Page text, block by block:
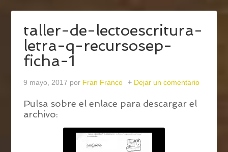
taller-de-lectoescritura-
letra-q-recursosep-
ficha-1
9 mayo, 2017 por Fran Franco Dejar un comentario
Pulsa sobre el enlace para descargar el
archivo: